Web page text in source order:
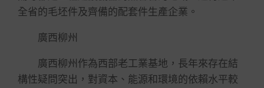
全省的毛坯件及齊備的配套件生產企業。
廣西柳州
廣西柳州作為西部老工業基地，長年來存在結
構性疑問突出，對資本、能源和環境的依賴水平較